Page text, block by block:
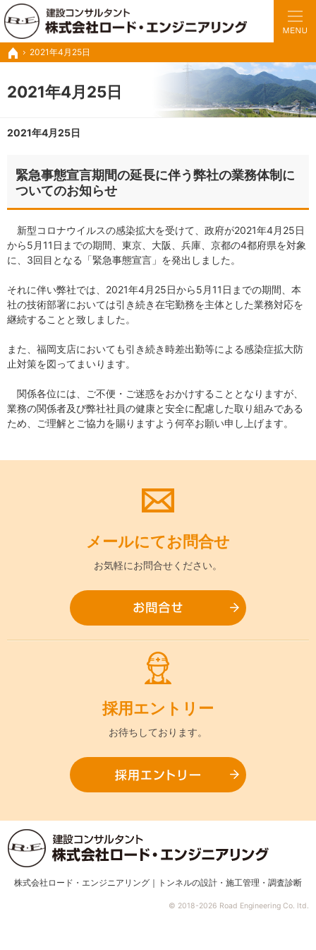
ホーム
2021年4月25日
2021年4月25日
豊富な実績と経験で、さまざまな業務に対応いたします。
トンネルの設計・施工管理・調査診断など建設コンサル ロードエンジニアリング
2021年4月25日
緊急事態宣言期間の延長に伴う弊社の業務体制に
ついてのお知らせ
新型コロナウイルスの感染拡大を受けて、政府が2021年4月25日
から5月11日までの期間、東京、大阪、兵庫、京都の4都府県を対象
に、3回目となる「緊急事態宣言」を発出しました。
それに伴い弊社では、2021年4月25日から5月11日までの期間、本
社の技術部署においては引き続き在宅勤務を主体とした業務対応を
継続することと致しました。
また、福岡支店においても引き続き時差出勤等による感染症拡大防
止対策を図ってまいります。
関係各位には、ご不便・ご迷惑をおかけすることとなりますが、
業務の関係者及び弊社社員の健康と安全に配慮した取り組みである
ため、ご理解とご協力を賜りますよう何卒お願い申し上げます。
メールにてお問合せ
お気軽にお問合せください。
採用エントリー
お待ちしております。
© 2018-2026 Road Engineering Co. ltd.
株式会社ロード・エンジニアリング｜トンネルの設計・施工管理・調査診断